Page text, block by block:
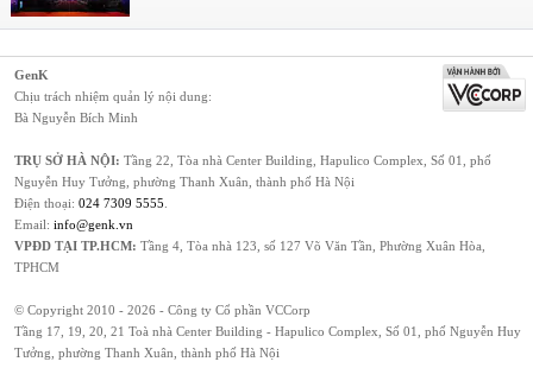
GenK
Chịu trách nhiệm quản lý nội dung:
Bà Nguyễn Bích Minh
TRỤ SỞ HÀ NỘI: Tầng 22, Tòa nhà Center Building, Hapulico Complex, Số 01, phố
Nguyễn Huy Tưởng, phường Thanh Xuân, thành phố Hà Nội
Điện thoại: 024 7309 5555
Email: info@genk.vn
VPĐD TẠI TP.HCM: Tầng 4, Tòa nhà 123, số 127 Võ Văn Tần, Phường Xuân Hòa,
TPHCM
© Copyright 2010 - 2026 - Công ty Cổ phần VCCorp
Tầng 17, 19, 20, 21 Toà nhà Center Building - Hapulico Complex, Số 01, phố Nguyễn Huy
Tưởng, phường Thanh Xuân, thành phố Hà Nội